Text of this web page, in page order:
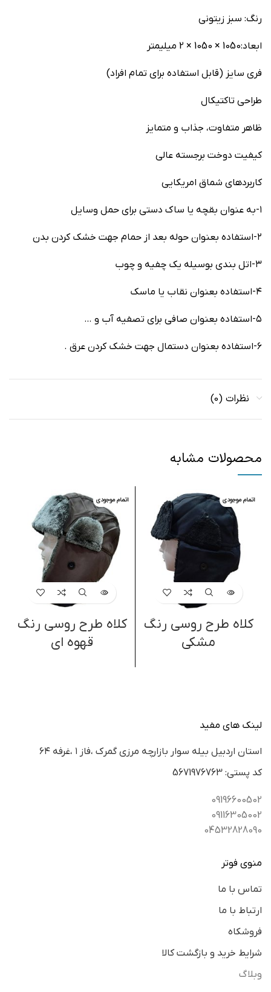
رنگ: سبز زیتونی
ابعاد:1050 × 1050 × 2 میلیمتر
فری سایز (قابل استفاده برای تمام افراد)
طراحی تاکتیکال
ظاهر متفاوت، جذاب و متمایز
کیفیت دوخت برجسته عالی
کاربردهای شماق امریکایی
۱-به عنوان بقچه یا ساک دستی برای حمل وسایل
۲-استفاده بعنوان حوله بعد از حمام جهت خشک کردن بدن
۳-اتل بندی بوسیله یک چفیه و چوب
۴-استفاده بعنوان نقاب یا ماسک
۵-استفاده بعنوان صافی برای تصفیه آب و …
۶-استفاده بعنوان دستمال جهت خشک کردن عرق .
نظرات (0)
محصولات مشابه
اتمام موجودی
کلاه طرح روسی رنگ
مشکی
اتمام موجودی
کلاه طرح روسی رنگ
قهوه ای
لینک های مفید
استان اردبيل بيله سوار بازارچه مرزي گمرك ،فاز ١ ،غرفه ٦٤
كد پستي: 5671976763
09196600502
09116305002
04532828090
منوی فوتر
تماس با ما
ارتباط با ما
فروشکاه
شرایط خرید و بازگشت کالا
وبلاگ